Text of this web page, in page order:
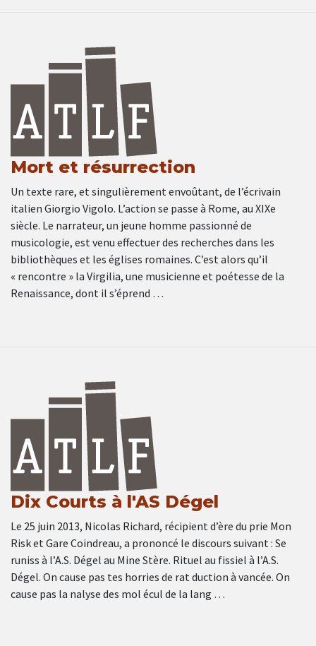
Mort et résurrection
Un texte rare, et singulièrement envoûtant, de l’écrivain
italien Giorgio Vigolo. L’action se passe à Rome, au XIXe
siècle. Le narrateur, un jeune homme passionné de
musicologie, est venu effectuer des recherches dans les
bibliothèques et les églises romaines. C’est alors qu’il
« rencontre » la Virgilia, une musicienne et poétesse de la
Renaissance, dont il s’éprend …
Dix Courts à l'AS Dégel
Le 25 juin 2013, Nicolas Richard, récipient d’ère du prie Mon
Risk et Gare Coindreau, a prononcé le discours suivant : Se
runiss à l’A.S. Dégel au Mine Stère. Rituel au fissiel à l’A.S.
Dégel. On cause pas tes horries de rat duction à vancée. On
cause pas la nalyse des mol écul de la lang …